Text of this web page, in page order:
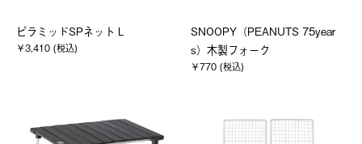
ピラミッドSPネット L
￥3,410 (税込)
SNOOPY（PEANUTS 75year
s）木製フォーク
￥770 (税込)